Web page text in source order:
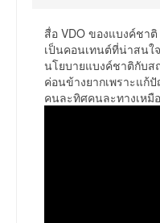
สื่อ VDO ของแบงค์ชา
เป็นคอนเทนต์ที่น่าสนใจ
นโยบายแบงค์ชาติกับส
ค่อนข้างยากเพราะแก้
คนละทิศคนละทางเหมื